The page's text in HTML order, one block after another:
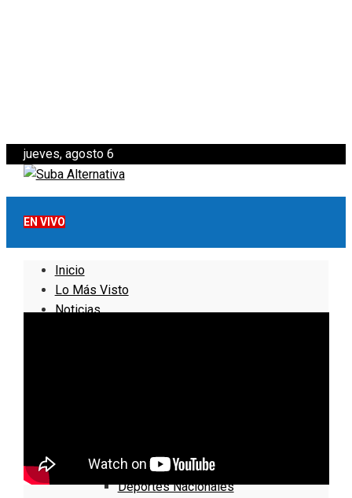
jueves, agosto 6
EN VIVO
Inicio
Lo Más Visto
Noticias
Deportes Locales
Deportes Nacionales